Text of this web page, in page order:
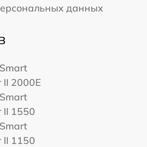
данных
II 2000E
II 1550
II 1150